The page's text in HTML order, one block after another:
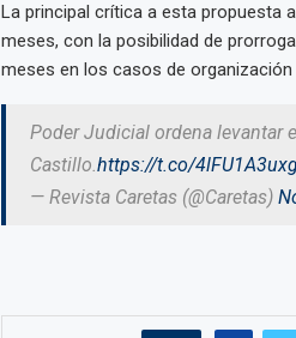
La principal crítica a esta propuesta
meses, con la posibilidad de
meses en los casos de organización
Poder Judicial ordena levantar
Castillo.https://t.co/
— Revista Caretas (@Caretas)